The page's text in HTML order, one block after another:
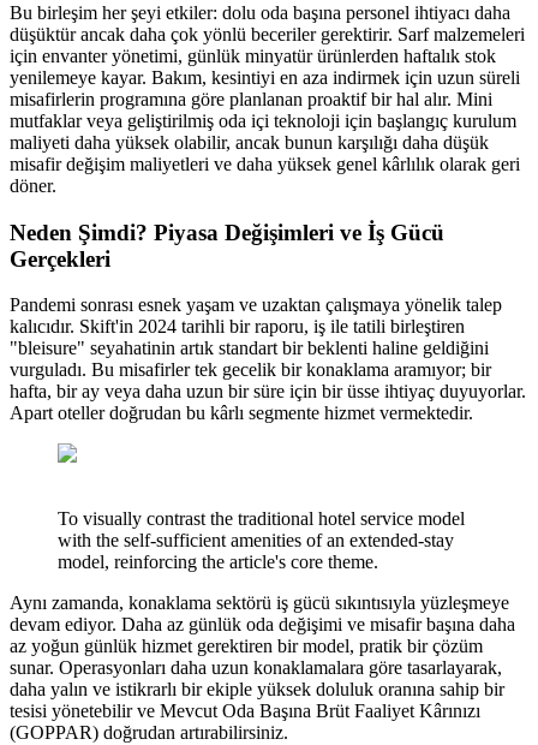
Bu birleşim her şeyi etkiler: dolu oda başına personel ihtiyacı daha
düşüktür ancak daha çok yönlü beceriler gerektirir. Sarf malzemeleri
için envanter yönetimi, günlük minyatür ürünlerden haftalık stok
yenilemeye kayar. Bakım, kesintiyi en aza indirmek için uzun süreli
misafirlerin programına göre planlanan proaktif bir hal alır. Mini
mutfaklar veya geliştirilmiş oda içi teknoloji için başlangıç kurulum
maliyeti daha yüksek olabilir, ancak bunun karşılığı daha düşük
misafir değişim maliyetleri ve daha yüksek genel kârlılık olarak geri
döner.
Neden Şimdi? Piyasa Değişimleri ve İş Gücü
Gerçekleri
Pandemi sonrası esnek yaşam ve uzaktan çalışmaya yönelik talep
kalıcıdır. Skift'in 2024 tarihli bir raporu, iş ile tatili birleştiren
"bleisure" seyahatinin artık standart bir beklenti haline geldiğini
vurguladı. Bu misafirler tek gecelik bir konaklama aramıyor; bir
hafta, bir ay veya daha uzun bir süre için bir üsse ihtiyaç duyuyorlar.
Apart oteller doğrudan bu kârlı segmente hizmet vermektedir.
To visually contrast the traditional hotel service model
with the self-sufficient amenities of an extended-stay
model, reinforcing the article's core theme.
Aynı zamanda, konaklama sektörü iş gücü sıkıntısıyla yüzleşmeye
devam ediyor. Daha az günlük oda değişimi ve misafir başına daha
az yoğun günlük hizmet gerektiren bir model, pratik bir çözüm
sunar. Operasyonları daha uzun konaklamalara göre tasarlayarak,
daha yalın ve istikrarlı bir ekiple yüksek doluluk oranına sahip bir
tesisi yönetebilir ve Mevcut Oda Başına Brüt Faaliyet Kârınızı
(GOPPAR) doğrudan artırabilirsiniz.